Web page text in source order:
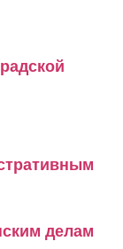
делам